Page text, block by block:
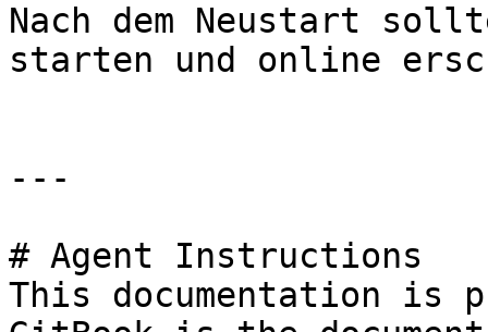
Nach dem Neustart
starten und online
---
# Agent Instructions
This documentation is